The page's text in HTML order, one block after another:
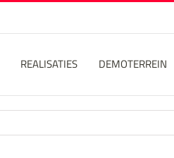
REALISATIES DEMOTERREIN